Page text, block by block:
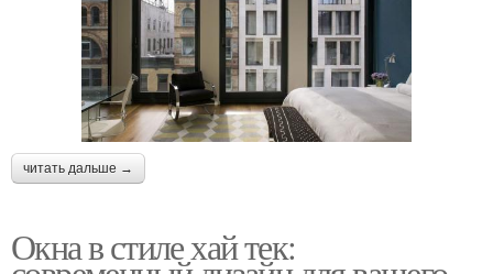
читать дальше →
Окна в стиле хай тек: